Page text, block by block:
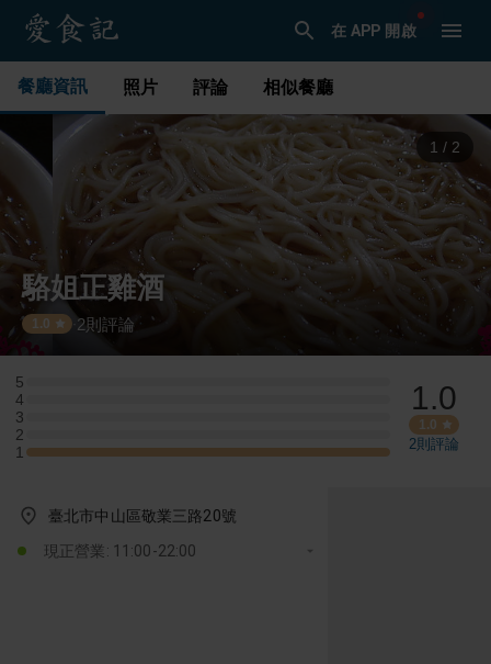
在 APP 開啟
餐廳資訊 照片 評論 相似餐廳
1 / 2
駱姐正雞酒
1.0 2則評論
5
5 星：0 則評論
4
4 星：0 則評論
3
3 星：0 則評論
2
2 星：0 則評論
1
1 星：1 則評論
1.0
1.0
2則評論
臺北市中山區敬業三路20號
現正營業: 11:00-22:00